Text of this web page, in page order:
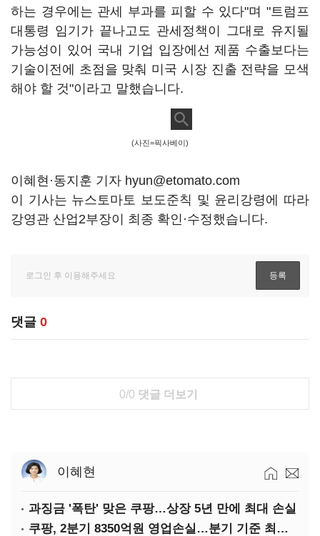
하는 경우에는 관세 부과를 피할 수 있다"며 "트럼프
대통령 임기가 끝나고도 관세정책이 그대로 유지될
가능성이 있어 국내 기업 입장에선 제품 수출보다는
기술이전에 초점을 맞춰 미국 시장 진출 전략을 모색
해야 할 것"이라고 말했습니다.
(사진=픽사베이)
이혜현·동지훈 기자 hyun@etomato.com
이 기사는 뉴스토마토 보도준칙 및 윤리강령에 따라
강영관 산업2부장이 최종 확인·수정했습니다.
댓글 0
0/0 댓글 더보기
이혜현
과징금 '폭탄' 맞은 쿠팡…상장 5년 만에 최대 손실
쿠팡, 2분기 8350억원 영업손실…분기 기준 최대 적자